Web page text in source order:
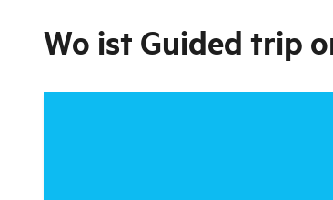
Wo ist Guided trip